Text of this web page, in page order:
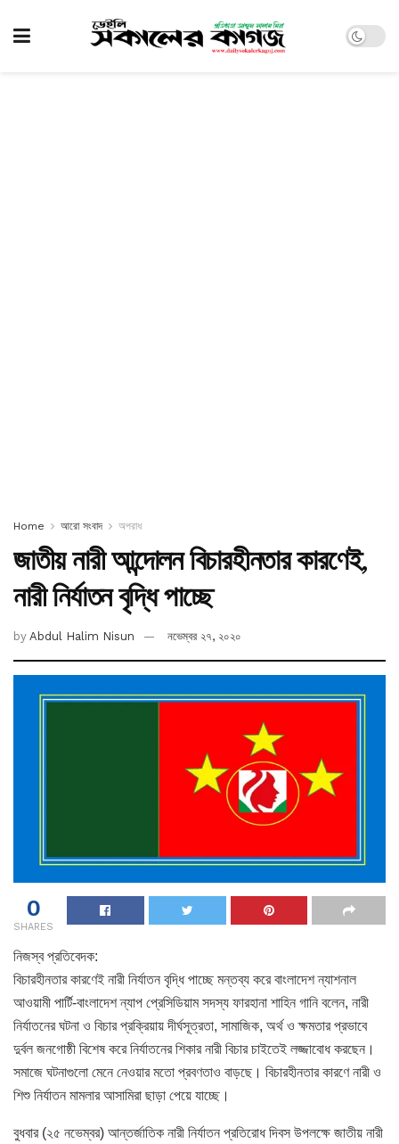
Home আরো সংবাদ অপরাধ
জাতীয় নারী আন্দোলন বিচারহীনতার কারণেই,
নারী নির্যাতন বৃদ্ধি পাচ্ছে
by Abdul Halim Nisun নভেম্বর ২৭, ২০২০
0
SHARES
নিজস্ব প্রতিবেদক:
বিচারহীনতার কারণেই নারী নির্যাতন বৃদ্ধি পাচ্ছে মন্তব্য করে বাংলাদেশ ন্যাশনাল
আওয়ামী পার্টি-বাংলাদেশ ন্যাপ প্রেসিডিয়াম সদস্য ফারহানা শাহিন গানি বলেন, নারী
নির্যাতনের ঘটনা ও বিচার প্রক্রিয়ায় দীর্ঘসূত্রতা, সামাজিক, অর্থ ও ক্ষমতার প্রভাবে
দুর্বল জনগোষ্ঠী বিশেষ করে নির্যাতনের শিকার নারী বিচার চাইতেই লজ্জাবোধ করছেন।
সমাজে ঘটনাগুলো মেনে নেওয়ার মতো প্রবণতাও বাড়ছে। বিচারহীনতার কারণে নারী ও
শিশু নির্যাতন মামলার আসামিরা ছাড়া পেয়ে যাচ্ছে।
বুধবার (২৫ নভেম্বর) আন্তর্জাতিক নারী নির্যাতন প্রতিরোধ দিবস উপলক্ষে জাতীয় নারী